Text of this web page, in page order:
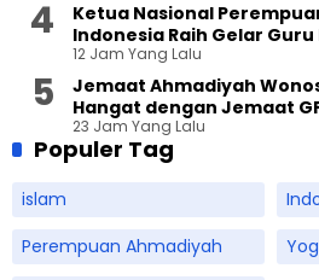
Ketua Nasional
Indonesia Raih Gelar
Terbuka
12 Jam Yang Lalu
Jemaat Ahmadiyah
Hangat dengan Jemaat
23 Jam Yang Lalu
Populer Tag
islam
Perempuan Ahmadiyah